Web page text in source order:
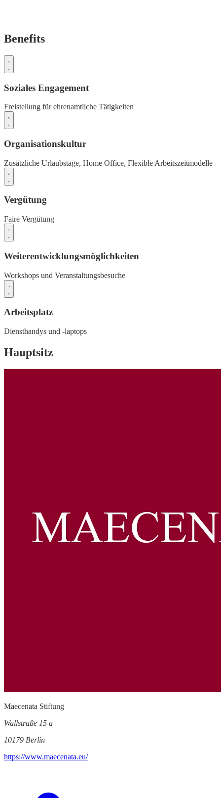
Benefits
Soziales Engagement
Freistellung für ehrenamtliche Tätigkeiten
Organisationskultur
Zusätzliche Urlaubstage, Home Office, Flexible Arbeitszeitmodelle
Vergütung
Faire Vergütung
Weiterentwicklungsmöglichkeiten
Workshops und Veranstaltungsbesuche
Arbeitsplatz
Diensthandys und -laptops
Hauptsitz
Maecenata Stiftung
Wallstraße 15 a
10179 Berlin
https://www.maecenata.eu/